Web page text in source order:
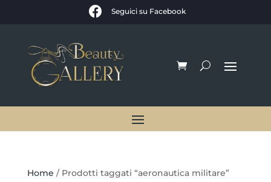
 Seguici su Facebook
Home / Prodotti taggati “aeronautica militare”